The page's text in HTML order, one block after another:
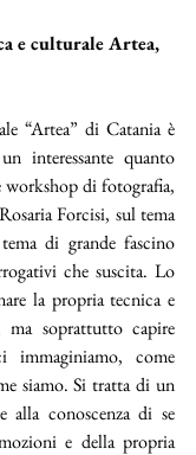
e culturale Artea,
“Artea” di Catania è
interessante quanto
workshop di fotografia,
Forcisi, sul tema
di grande fascino
che suscita. Lo
la propria tecnica e
ma soprattutto capire
immaginiamo, come
siamo. Si tratta di un
alla conoscenza di se
e della propria